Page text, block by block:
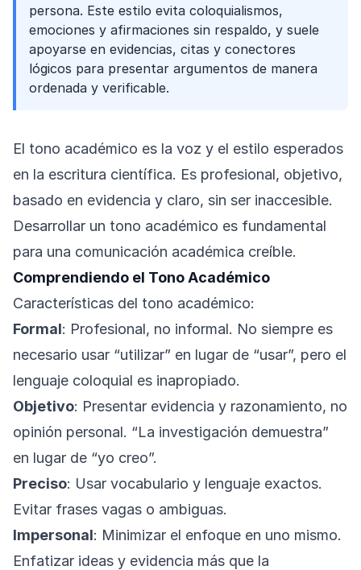
persona. Este estilo evita coloquialismos,
emociones y afirmaciones sin respaldo, y suele
apoyarse en evidencias, citas y conectores
lógicos para presentar argumentos de manera
ordenada y verificable.
El tono académico es la voz y el estilo esperados
en la escritura científica. Es profesional, objetivo,
basado en evidencia y claro, sin ser inaccesible.
Desarrollar un tono académico es fundamental
para una comunicación académica creíble.
Comprendiendo el Tono Académico
Características del tono académico:
Formal: Profesional, no informal. No siempre es
necesario usar “utilizar” en lugar de “usar”, pero el
lenguaje coloquial es inapropiado.
Objetivo: Presentar evidencia y razonamiento, no
opinión personal. “La investigación demuestra”
en lugar de “yo creo”.
Preciso: Usar vocabulario y lenguaje exactos.
Evitar frases vagas o ambiguas.
Impersonal: Minimizar el enfoque en uno mismo.
Enfatizar ideas y evidencia más que la